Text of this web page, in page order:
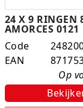
24 X 9 RINGEN
AMORCES 0121
Code
EAN
Op
Poppen
Roleplay
Rugtassen
Skippy's
Stempels en
Tesa power